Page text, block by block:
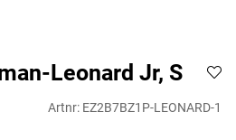
Leonard Jr, S
Artnr: EZ2B7BZ1P-LEONARD-1